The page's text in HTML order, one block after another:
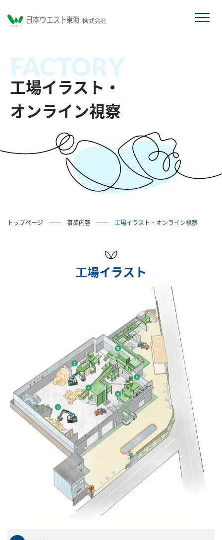
工場イラスト・
オンライン視察
FACTORY
トップページ 事業内容 工場イラスト・オンライン視察
工場イラスト